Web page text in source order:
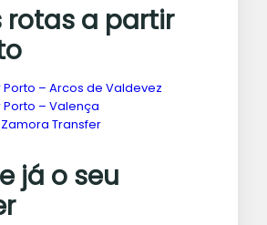
rotas a partir
Porto – Arcos de Valdevez
Porto – Valença
Transfer
já o seu